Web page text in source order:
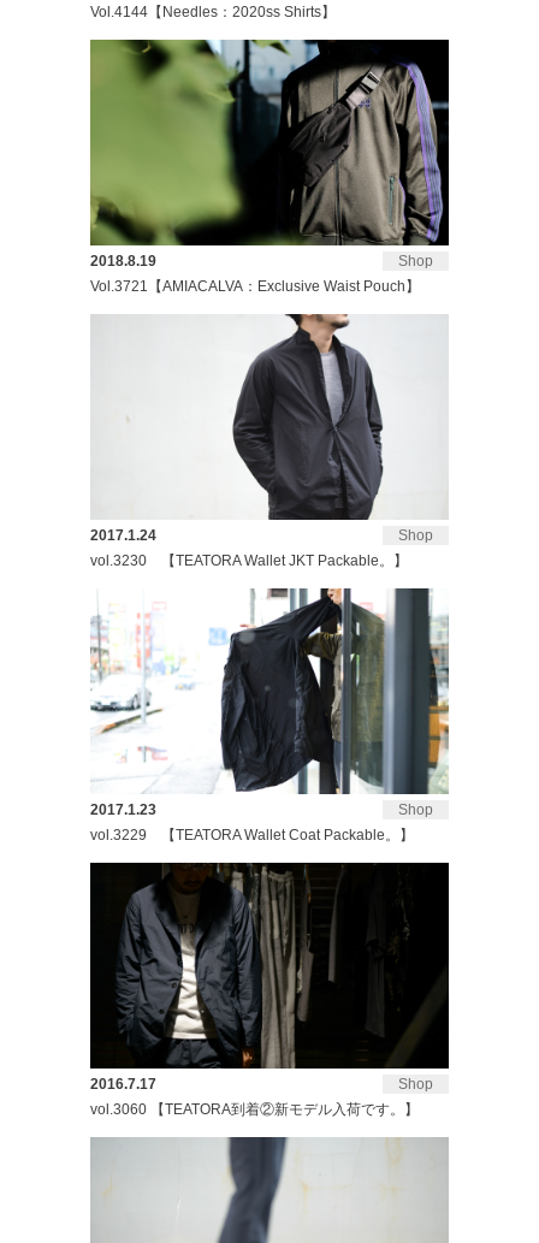
Vol.4144【Needles：2020ss Shirts】
Shop
2018.8.19
Vol.3721【AMIACALVA：Exclusive Waist Pouch】
Shop
2017.1.24
vol.3230 【TEATORA Wallet JKT Packable。】
Shop
2017.1.23
vol.3229 【TEATORA Wallet Coat Packable。】
Shop
2016.7.17
vol.3060 【TEATORA到着②新モデル入荷です。】